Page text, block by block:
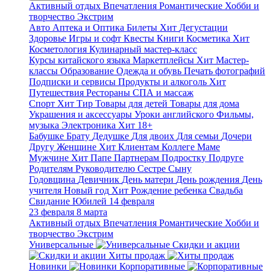
Активный отдых Впечатления Романтические Хобби и
творчество Экстрим
Авто Аптека и Оптика Билеты Хит Дегустации
Здоровье Игры и софт Квесты Книги Косметика Хит
Косметология Кулинарный мастер-класс
Курсы китайского языка Маркетплейсы Хит Мастер-
классы Образование Одежда и обувь Печать фотографий
Подписки и сервисы Продукты и алкоголь Хит
Путешествия Рестораны СПА и массаж
Спорт Хит Тир Товары для детей Товары для дома
Украшения и аксессуары Уроки английского Фильмы,
музыка Электроника Хит 18+
Бабушке Брату Дедушке Для двоих Для семьи Дочери
Другу Женщине Хит Клиентам Коллеге Маме
Мужчине Хит Папе Партнерам Подростку Подруге
Родителям Руководителю Сестре Сыну
Годовщина Девичник День матери День рождения День
учителя Новый год Хит Рождение ребенка Свадьба
Свидание Юбилей 14 февраля
23 февраля 8 марта
Активный отдых Впечатления Романтические Хобби и
творчество Экстрим
Универсальные
Скидки и акции
Хиты продаж
Новинки
Корпоративные